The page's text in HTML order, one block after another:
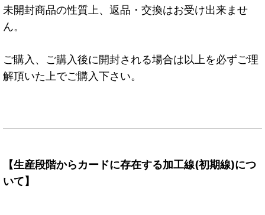
未開封商品の性質上、返品・交換はお受け出来ませ
ん。
ご購入、ご購入後に開封される場合は以上を必ずご理
解頂いた上でご購入下さい。
【生産段階からカードに存在する加工線(初期線)につ
いて】